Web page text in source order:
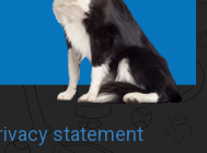
statement